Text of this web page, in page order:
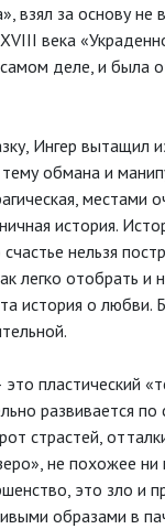
взял за основу не
века
деле, и была
Ингер вытащил
обмана и
местами
история.
нельзя
легко отобрать и
история о любви.
пластический
развивается по
страстей,
не похожее ни
это зло и
образами в